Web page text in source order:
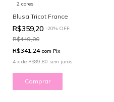
2 cores
Blusa Tricot France
R$359,20 -20% OFF
R$449,00
R$341,24 com Pix
4 x de R$89,80 sem juros
Comprar